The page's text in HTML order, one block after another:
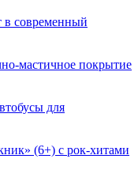
в современный
мастичное покрытие
для
(6+) с рок-хитами